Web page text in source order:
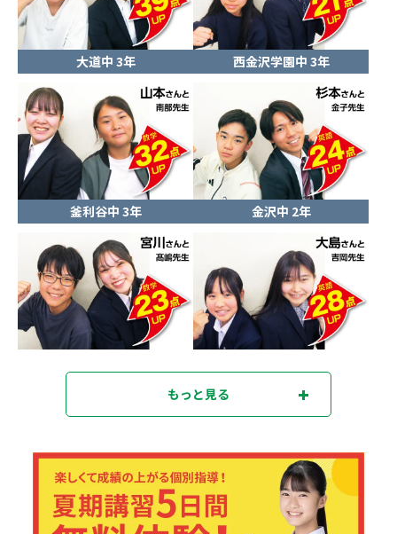
大道中 3年 西金沢学園中 3年
釜利谷中 3年 金沢中 2年
もっと見る